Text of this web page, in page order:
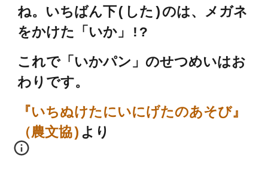
ね。いちばん下(した)のは、メガネ
をかけた「いか」!?
これで「 いかパン」のせつめいはお
わりです。
『 いちぬけたにいにげたのあそび』
（農文協) より